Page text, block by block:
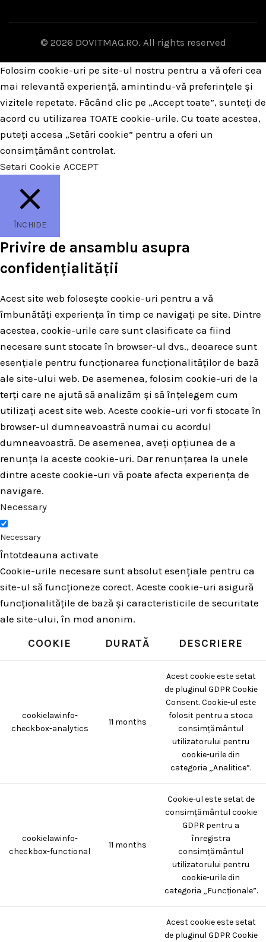
© 2026 DOVITMAG.RO. All rights reserved
Folosim cookie-uri pe site-ul nostru pentru a vă oferi cea
mai relevantă experiență, amintindu-vă preferințele și
vizitele repetate. Făcând clic pe „Accept toate”, sunteți de
acord cu utilizarea TOATE cookie-urile. Cu toate acestea,
puteți accesa „Setări cookie” pentru a oferi un
consimțământ controlat.
Setari Cookie ACCEPT
ÎNCHIDE
Privire de ansamblu asupra
confidențialității
Acest site web folosește cookie-uri pentru a vă
îmbunătăți experiența în timp ce navigați pe site. Dintre
acestea, cookie-urile care sunt clasificate ca fiind
necesare sunt stocate în browser-ul dvs., deoarece sunt
esențiale pentru funcționarea funcționalităților de bază
ale site-ului web. De asemenea, folosim cookie-uri de la
terți care ne ajută să analizăm și să înțelegem cum
utilizați acest site web. Aceste cookie-uri vor fi stocate în
browser-ul dumneavoastră numai cu acordul
dumneavoastră. De asemenea, aveți opțiunea de a
renunța la aceste cookie-uri. Dar renunțarea la unele
dintre aceste cookie-uri vă poate afecta experiența de
navigare.
Necessary
Necessary
Întotdeauna activate
Cookie-urile necesare sunt absolut esențiale pentru ca
site-ul să funcționeze corect. Aceste cookie-uri asigură
funcționalitățile de bază și caracteristicile de securitate
ale site-ului, în mod anonim.
COOKIE DURATĂ DESCRIERE
cookielawinfo-
checkbox-analytics
11 months
Acest cookie este setat
de pluginul GDPR Cookie
Consent. Cookie-ul este
folosit pentru a stoca
consimțământul
utilizatorului pentru
cookie-urile din
categoria „Analitice”.
cookielawinfo-
checkbox-functional
11 months
Cookie-ul este setat de
consimțământul cookie
GDPR pentru a
înregistra
consimțământul
utilizatorului pentru
cookie-urile din
categoria „Funcționale”.
Acest cookie este setat
de pluginul GDPR Cookie